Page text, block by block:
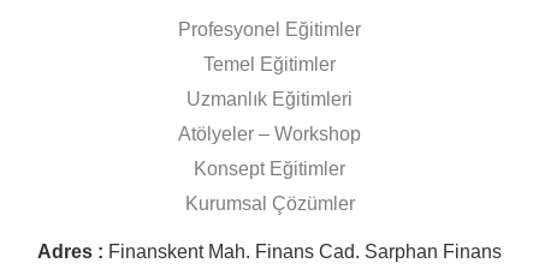
Profesyonel Eğitimler
Temel Eğitimler
Uzmanlık Eğitimleri
Atölyeler – Workshop
Konsept Eğitimler
Kurumsal Çözümler
Adres : Finanskent Mah. Finans Cad. Sarphan Finans